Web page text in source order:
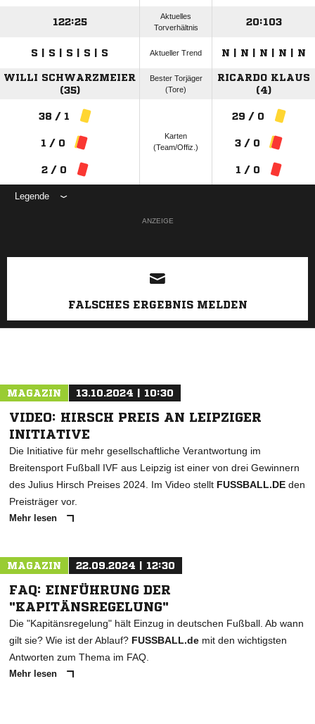
122:25
Aktuelles
Torverhältnis
20:103
S | S | S | S | S Aktueller Trend N | N | N | N | N
WILLI SCHWARZMEIER
(35)
Bester Torjäger
(Tore)
RICARDO KLAUS
(4)
38 / 1
1 / 0
2 / 0
Karten
(Team/Offiz.)
29 / 0
3 / 0
1 / 0
Legende
ANZEIGE
FALSCHES ERGEBNIS MELDEN
MAGAZIN 13.10.2024 | 10:30
VIDEO: HIRSCH PREIS AN LEIPZIGER
INITIATIVE
Die Initiative für mehr gesellschaftliche Verantwortung im
Breitensport Fußball IVF aus Leipzig ist einer von drei Gewinnern
des Julius Hirsch Preises 2024. Im Video stellt FUSSBALL.DE den
Preisträger vor.
Mehr lesen
MAGAZIN 22.09.2024 | 12:30
FAQ: EINFÜHRUNG DER
"KAPITÄNSREGELUNG"
Die "Kapitänsregelung" hält Einzug in deutschen Fußball. Ab wann
gilt sie? Wie ist der Ablauf? FUSSBALL.de mit den wichtigsten
Antworten zum Thema im FAQ.
Mehr lesen